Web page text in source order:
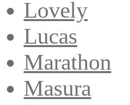
Lovely
Lucas
Marathon
Masura